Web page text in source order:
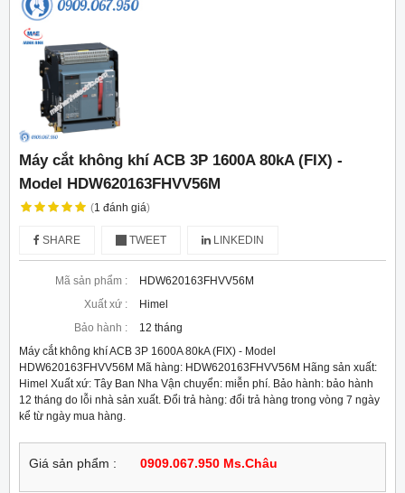
Máy cắt không khí ACB 3P 1600A 80kA (FIX) -
Model HDW620163FHVV56M
(1 đánh giá)
SHARE TWEET LINKEDIN
Mã sản phẩm :
HDW620163FHVV56M
Xuất xứ :
Himel
Bảo hành :
12 tháng
Máy cắt không khí ACB 3P 1600A 80kA (FIX) - Model
HDW620163FHVV56M Mã hàng: HDW620163FHVV56M Hãng sản xuất:
Himel Xuất xứ: Tây Ban Nha Vận chuyển: miễn phí. Bảo hành: bảo hành
12 tháng do lỗi nhà sản xuất. Đổi trả hàng: đổi trả hàng trong vòng 7 ngày
kể từ ngày mua hàng.
Giá sản phẩm : 0909.067.950 Ms.Châu